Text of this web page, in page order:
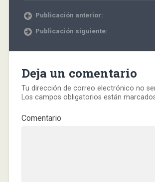
Publicación anterior:
Publicación siguiente:
Deja un comentario
Tu dirección de correo electrónico no
Los campos obligatorios están
Comentario